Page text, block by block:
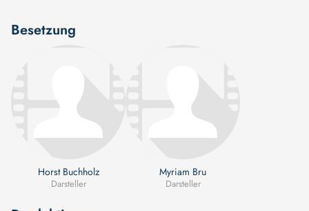
Besetzung
Horst Buchholz
Darsteller
Myriam Bru
Darsteller